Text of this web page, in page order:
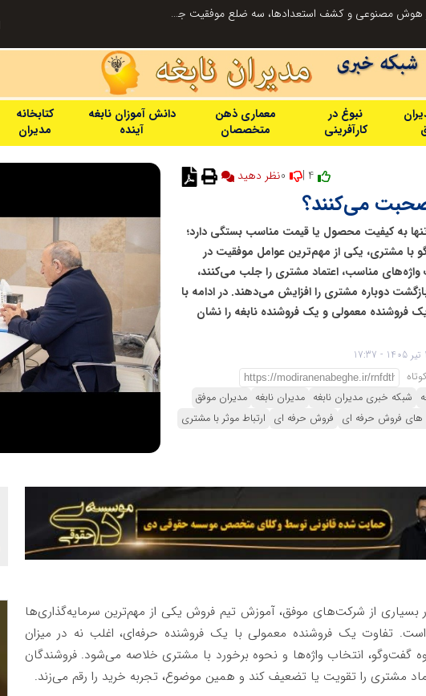
الگوپذیری خلاق، بهره‌گیری از هوش مصنوعی و کشف استعدادها، سه ضلع موفقیت جوانان کارآفرین مدیران خلاق و تاب آوری صنعتی؛
نبوغ در
کارآفرینی
معماری ذهن
متخصصان
دانش آموزان نابغه
آینده
کتابخانه
مدیران
نظر دهید
صحبت می‌کنند؟
به کیفیت محصول یا قیمت مناسب بستگی دارد؛
با مشتری، یکی از مهم‌ترین عوامل موفقیت در
مناسب، اعتماد مشتری را جلب می‌کنند،
دوباره مشتری را افزایش می‌دهند. در ادامه با
فروشنده معمولی و یک فروشنده نابغه را نشان
شبکه خبری مدیران نابغه مدیران نابغه مدیران موفق
های فروش حرفه ای فروش حرفه ای ارتباط موثر با مشتری
بسیاری از شرکت‌های موفق، آموزش تیم فروش یکی از مهم‌ترین سرمایه‌گذاری‌ها
تفاوت یک فروشنده معمولی با یک فروشنده حرفه‌ای، اغلب نه در میزان
گفت‌وگو، انتخاب واژه‌ها و نحوه برخورد با مشتری خلاصه می‌شود. فروشندگان
مشتری را تقویت یا تضعیف کند و همین موضوع، تجربه خرید را رقم می‌زند.